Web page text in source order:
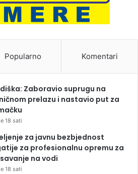
Popularno Komentari
Zaboravio suprugu na
prelazu i nastavio put za
18 sati
za javnu bezbjednost
za profesionalnu opremu za
na vodi
18 sati